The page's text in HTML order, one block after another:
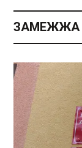
ЗАМЕЖЖА